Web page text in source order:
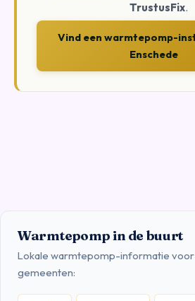
TrustusFix.
Vind een warmtepomp-
Enschede
Warmtepomp in de buurt
Lokale warmtepomp-informatie
gemeenten: